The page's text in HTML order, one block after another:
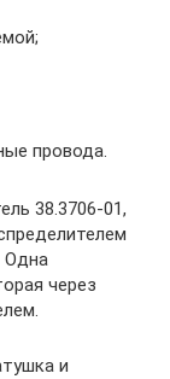
провода.
38.3706-01,
Одна
через
и